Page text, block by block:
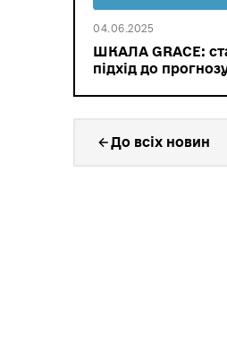
04.06.2025
ШКАЛА GRACE:
підхід до
До всіх новин